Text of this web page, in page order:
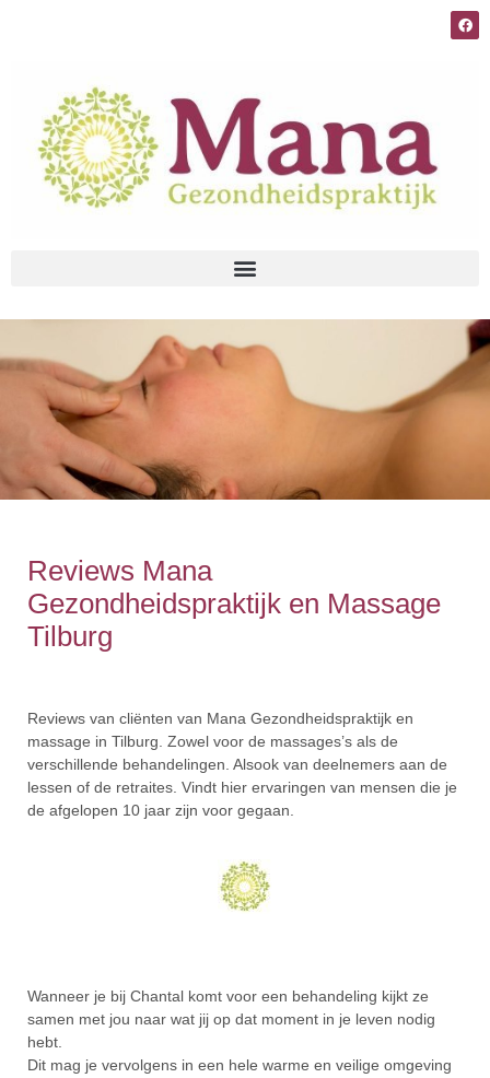
Reviews Mana
Gezondheidspraktijk en Massage
Tilburg
Reviews van cliënten van Mana Gezondheidspraktijk en
massage in Tilburg. Zowel voor de massages’s als de
verschillende behandelingen. Alsook van deelnemers aan de
lessen of de retraites. Vindt hier ervaringen van mensen die je
de afgelopen 10 jaar zijn voor gegaan.
Wanneer je bij Chantal komt voor een behandeling kijkt ze
samen met jou naar wat jij op dat moment in je leven nodig
hebt.
Dit mag je vervolgens in een hele warme en veilige omgeving